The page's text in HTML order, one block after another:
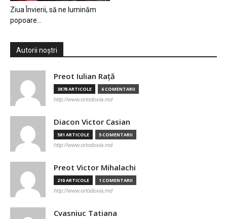
Ziua Învierii, să ne luminăm
popoare…
Autorii noștri
Preot Iulian Raţă
3878 ARTICOLE 6 COMENTARII
http://www.ortodoxia.md
Diacon Victor Casian
581 ARTICOLE 5 COMENTARII
http://www.ortodoxia.md
Preot Victor Mihalachi
210 ARTICOLE 1 COMENTARII
http://www.ortodoxia.md
Cvasniuc Tatiana